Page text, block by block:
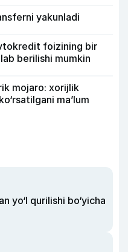
yakunladi
foizining bir
berilishi mumkin
mojaro: xorijlik
ma’lum
yo‘l qurilishi bo‘yicha